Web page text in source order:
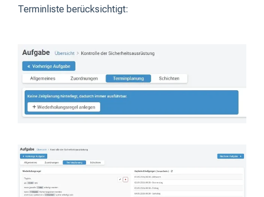
Terminliste berücksichtigt: